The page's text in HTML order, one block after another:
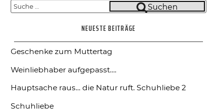
Suche
nach:
Suchen
NEUESTE BEITRÄGE
Geschenke zum Muttertag
Weinliebhaber aufgepasst….
Hauptsache raus… die Natur ruft. Schuhliebe 2
Schuhliebe